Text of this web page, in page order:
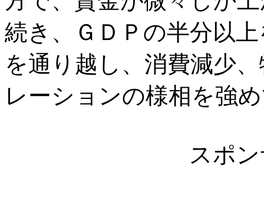
続き、ＧＤＰの半分以
を通り越し、消費減少
レーションの様相を強
スポ